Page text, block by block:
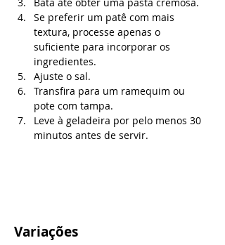
Se preferir um patê com mais
textura, processe apenas o
suficiente para incorporar os
ingredientes.
Ajuste o sal.
Transfira para um ramequim ou
pote com tampa.
Leve à geladeira por pelo menos 30
minutos antes de servir.
Variações